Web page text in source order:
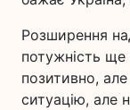
Розширення
потужність ще
позитивно,
ситуацію, але